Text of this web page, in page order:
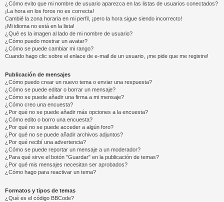
¿Cómo evito que mi nombre de usuario aparezca en las listas de usuarios conectados?
¡La hora en los foros no es correcta!
Cambié la zona horaria en mi perfil, ¡pero la hora sigue siendo incorrecto!
¡Mi idioma no está en la lista!
¿Qué es la imagen al lado de mi nombre de usuario?
¿Cómo puedo mostrar un avatar?
¿Cómo se puede cambiar mi rango?
Cuando hago clic sobre el enlace de e-mail de un usuario, ¡me pide que me registre!
Publicación de mensajes
¿Cómo puedo crear un nuevo tema o enviar una respuesta?
¿Cómo se puede editar o borrar un mensaje?
¿Cómo se puede añadir una firma a mi mensaje?
¿Cómo creo una encuesta?
¿Por qué no se puede añadir más opciones a la encuesta?
¿Cómo edito o borro una encuesta?
¿Por qué no se puede acceder a algún foro?
¿Por qué no se puede añadir archivos adjuntos?
¿Por qué recibí una advertencia?
¿Cómo se puede reportar un mensaje a un moderador?
¿Para qué sirve el botón "Guardar" en la publicación de temas?
¿Por qué mis mensajes necesitan ser aprobados?
¿Cómo hago para reactivar un tema?
Formatos y tipos de temas
¿Qué es el código BBCode?